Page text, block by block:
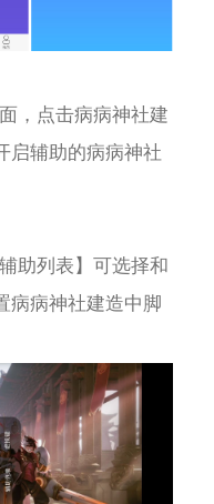
，点击病病神社建
启辅助的病病神社
助列表】可选择和
病病神社建造中脚